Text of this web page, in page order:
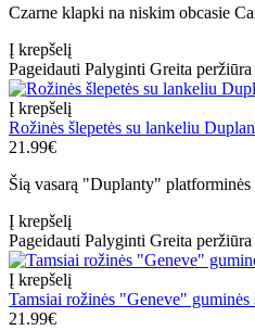
Czarne klapki na niskim obcasie
Į krepšelį
Pageidauti Palyginti Greita peržiūra
Į krepšelį
Rožinės šlepetės su lankeliu
21.99€
Šią vasarą "Duplanty"
Į krepšelį
Pageidauti Palyginti Greita peržiūra
Į krepšelį
Tamsiai rožinės "Geneve" guminės
21.99€